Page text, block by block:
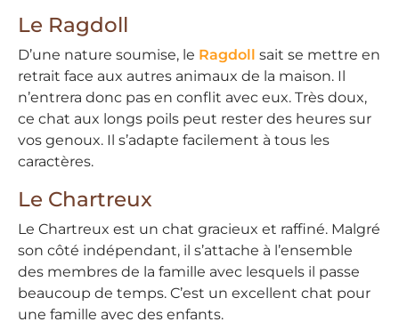
Le Ragdoll
D’une nature soumise, le Ragdoll sait se mettre en
retrait face aux autres animaux de la maison. Il
n’entrera donc pas en conflit avec eux. Très doux,
ce chat aux longs poils peut rester des heures sur
vos genoux. Il s’adapte facilement à tous les
caractères.
Le Chartreux
Le Chartreux est un chat gracieux et raffiné. Malgré
son côté indépendant, il s’attache à l’ensemble
des membres de la famille avec lesquels il passe
beaucoup de temps. C’est un excellent chat pour
une famille avec des enfants.